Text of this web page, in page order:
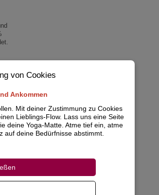
von Cookies
Ankommen
Mit deiner Zustimmung zu Cookies
Lieblings-Flow. Lass uns eine Seite
deine Yoga-Matte. Atme tief ein, atme
auf deine Bedürfnisse abstimmt.